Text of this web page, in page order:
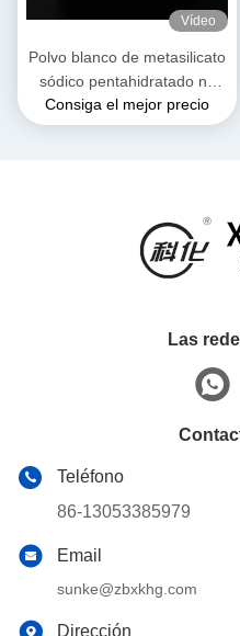
Vídeo
Polvo blanco de metasilicato
sódico pentahidratado no
inflamable y adecuado para
almacenamiento en lugar
Consiga el mejor precio
Las
Teléfono
86-13053385979
Email
sunke@zbxkhg.com
Dirección